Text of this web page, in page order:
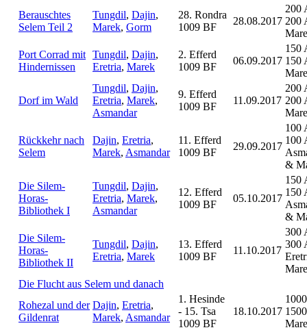
Berauschtes
Selem Teil 2
Tungdil, Dajin,
Marek, Gorm
28. Rondra
1009 BF
28.08.2017
200
200
Port Corrad mit
Hindernissen
Tungdil, Dajin,
Eretria, Marek
2. Efferd
1009 BF
06.09.2017
150
150
Dorf im Wald
Tungdil, Dajin,
Eretria, Marek,
Asmandar
9. Efferd
1009 BF
11.09.2017
200
200
Rückkehr nach
Selem
Dajin, Eretria,
Marek, Asmandar
11. Efferd
1009 BF
29.09.2017
100
100
&
Die Silem-
Horas-
Bibliothek I
Tungdil, Dajin,
Eretria, Marek,
Asmandar
12. Efferd
1009 BF
05.10.2017
150
150
&
Die Silem-
Horas-
Bibliothek II
Tungdil, Dajin,
Eretria, Marek
13. Efferd
1009 BF
11.10.2017
300
300
Die Flucht aus Selem und danach
Rohezal und der
Gildenrat
Dajin, Eretria,
Marek, Asmandar
1. Hesinde
- 15. Tsa
1009 BF
18.10.2017